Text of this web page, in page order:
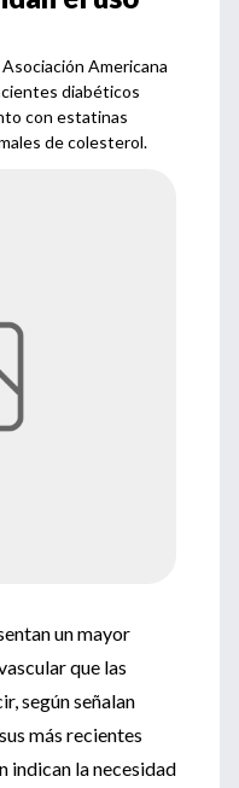
Americana
diabéticos
con estatinas
de colesterol.
un mayor
que las
según señalan
más recientes
indican la necesidad